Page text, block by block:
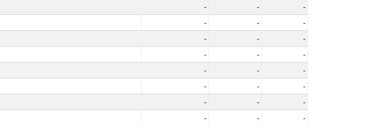
- -
-
- -
-
- -
-
- -
-
- -
-
- -
-
- -
-
- -
-